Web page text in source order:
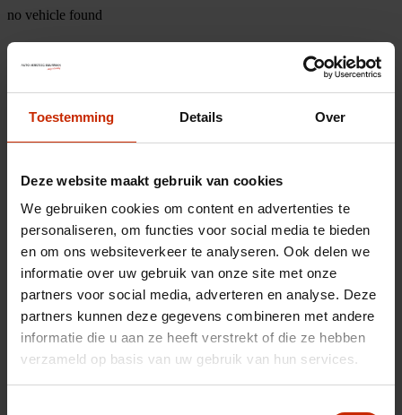
Toestemming Details Over
Deze website maakt gebruik van cookies
We gebruiken cookies om content en advertenties te
personaliseren, om functies voor social media te bieden
en om ons websiteverkeer te analyseren. Ook delen we
informatie over uw gebruik van onze site met onze
partners voor social media, adverteren en analyse. Deze
partners kunnen deze gegevens combineren met andere
informatie die u aan ze heeft verstrekt of die ze hebben
verzameld op basis van uw gebruik van hun services.
no vehicle found